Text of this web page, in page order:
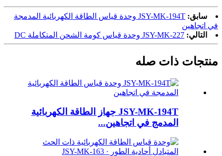
سابق:
JSY-MK-194T وحدة قياس الطاقة الكهربائية المدمجة
في اتجاهين
التالي: JSY-MK-227 وحدة قياس كومة الشحن المتكاملة DC
منتجات ذات صله
JSY-MK-194T جهاز الطاقة الكهربائية
المدمج في اتجاهين...